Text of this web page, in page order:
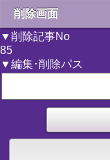
削除画面
▼削除記事No
85
▼編集･削除パス